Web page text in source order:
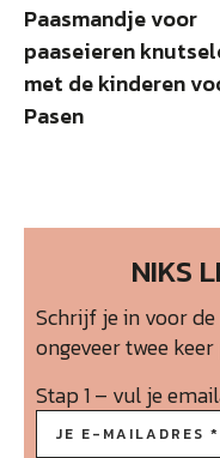
Paasmandje voor
paaseieren
met de kinderen
Pasen
NIKS
Schrijf je in voor
ongeveer twee
Stap 1 – vul je